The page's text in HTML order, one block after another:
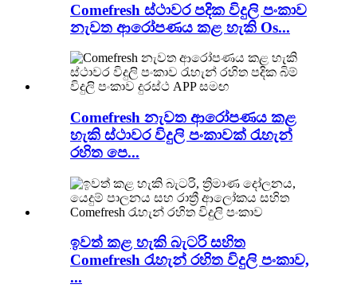
Comefresh ස්ථාවර පදික විදුලි පංකාව
නැවත ආරෝපණය කළ හැකි Os...
Comefresh නැවත ආරෝපණය කළ
හැකි ස්ථාවර විදුලි පංකාවක් රැහැන්
රහිත පෙ...
ඉවත් කළ හැකි බැටරි සහිත
Comefresh රැහැන් රහිත විදුලි පංකාව,
...